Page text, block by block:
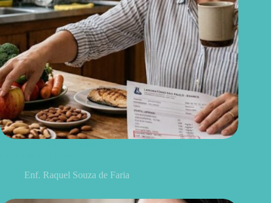
Enf. Raquel Souza de Faria